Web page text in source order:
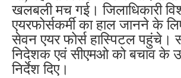
खलबली मच गई। जिलाधिकारी
एयरफोर्सकर्मी का हाल जानने के
सेवन एयर फोर्स हास्पिटल पहुंचे।
निदेशक एवं सीएमओ को बचाव के
निर्देश दिए।